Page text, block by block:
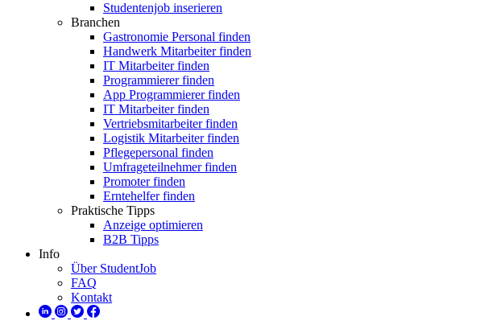
Studentenjob inserieren
Branchen
Gastronomie Personal finden
Handwerk Mitarbeiter finden
IT Mitarbeiter finden
Programmierer finden
App Programmierer finden
IT Mitarbeiter finden
Vertriebsmitarbeiter finden
Logistik Mitarbeiter finden
Pflegepersonal finden
Umfrageteilnehmer finden
Promoter finden
Erntehelfer finden
Praktische Tipps
Anzeige optimieren
B2B Tipps
Info
Über StudentJob
FAQ
Kontakt